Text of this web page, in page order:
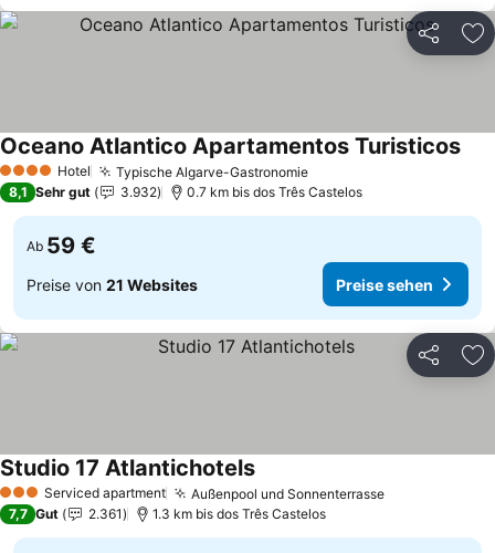
Teilen
4 Sterne Hotel Typische Algarve-GastronomiePreise sehen
Oceano Atlantico Apartamentos Turisticos
8,1 Sehr gut 3.932 0.7 km bis dos Três Castelos
Ab 59 €
Preise von 21 Websites Preise sehen
Teilen
3 SterneServiced apartment Außenpool und SonnenterrassePreise sehen
Studio 17 AtlantichotelsPreise sehen
7,7 Gut 2.361 1.3 km bis dos Três Castelos